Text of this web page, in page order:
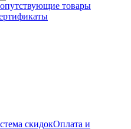
товары
скидокОплата и